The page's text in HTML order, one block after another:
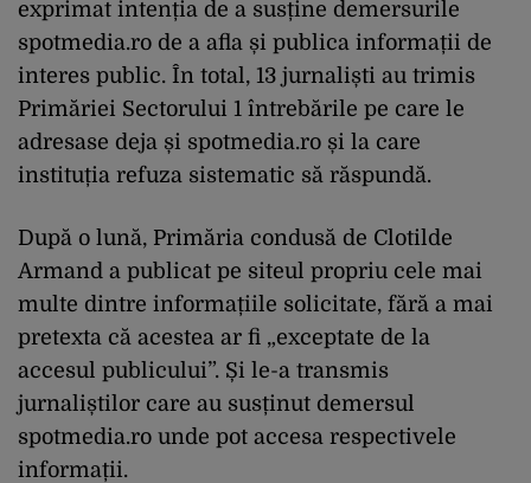
exprimat intenția de a susține demersurile
spotmedia.ro de a afla și publica informații de
interes public. În total, 13 jurnaliști au trimis
Primăriei Sectorului 1 întrebările pe care le
adresase deja și spotmedia.ro și la care
instituția refuza sistematic să răspundă.
După o lună, Primăria condusă de Clotilde
Armand a publicat pe siteul propriu cele mai
multe dintre informațiile solicitate, fără a mai
pretexta că acestea ar fi „exceptate de la
accesul publicului”. Și le-a transmis
jurnaliștilor care au susținut demersul
spotmedia.ro unde pot accesa respectivele
informații.